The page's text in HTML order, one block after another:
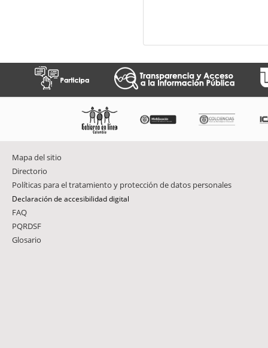
Mapa del sitio
Directorio
Políticas para el tratamiento y protección de datos personales
Declaración de accesibilidad digital
FAQ
PQRDSF
Glosario